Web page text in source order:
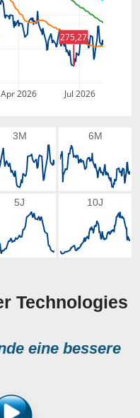
Apr 2026 Jul 2026
275,27
3M 6M
5J 10J
Technologies
eine bessere